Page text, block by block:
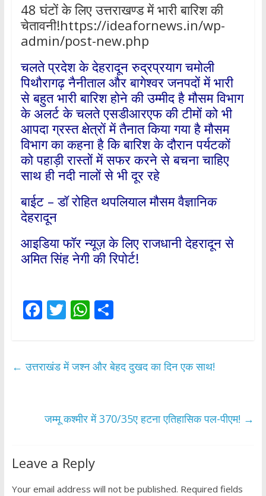
48 घंटों के लिए उत्तराखण्ड में भारी बारिश की
चेतावनी!https://ideafornews.in/wp-
admin/post-new.php
चलते प्रदेश के देहरादून रुद्रप्रयाग चमोली
पिथौरागढ़ नैनीताल और बागेश्वर जनपदों में भारी
से बहुत भारी बारिश होने की उम्मीद है मौसम विभाग
के अलर्ट के चलते एसडीआरएफ की टीमों को भी
आपदा ग्रस्त क्षेत्रों में तैनात किया गया है मौसम
विभाग का कहना है कि बारिश के दौरान पर्यटकों
को पहाड़ी रास्तों में सफर करने से बचना चाहिए
साथ ही नदी नालों से भी दूर रहे
बाईट – डॉ रोहित थपलियाल मौसम वैज्ञानिक
देहरादून
आइडिया फॉर न्यूज़ के लिए राजधानी देहरादून से
अमित सिंह नेगी की रिपोर्ट!
F
b
k
T
er
W
s
p
S
e
← उत्तराखंड में जश्न और बेहद दुखद का दिन एक साथ!
जम्मू कश्मीर में 370/35ए हटना एतिहासिक पल-पीएम! →
Leave a Reply
Your email address will not be published. Required fields